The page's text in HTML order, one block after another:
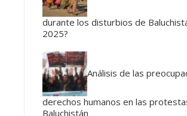
durante los disturbios de
2025?
Análisis de las
derechos humanos en las
Baluchistán